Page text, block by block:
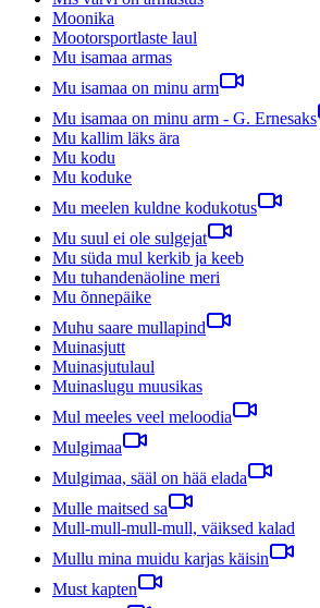
Moonika
Mootorsportlaste laul
Mu isamaa armas
Mu isamaa on minu arm
Mu isamaa on minu arm - G. Ernesaks
Mu kallim läks ära
Mu kodu
Mu koduke
Mu meelen kuldne kodukotus
Mu suul ei ole sulgejat
Mu süda mul kerkib ja keeb
Mu tuhandenäoline meri
Mu õnnepäike
Muhu saare mullapind
Muinasjutt
Muinasjutulaul
Muinaslugu muusikas
Mul meeles veel meloodia
Mulgimaa
Mulgimaa, sääl on hää elada
Mulle maitsed sa
Mull-mull-mull-mull, väiksed kalad
Mullu mina muidu karjas käisin
Must kapten